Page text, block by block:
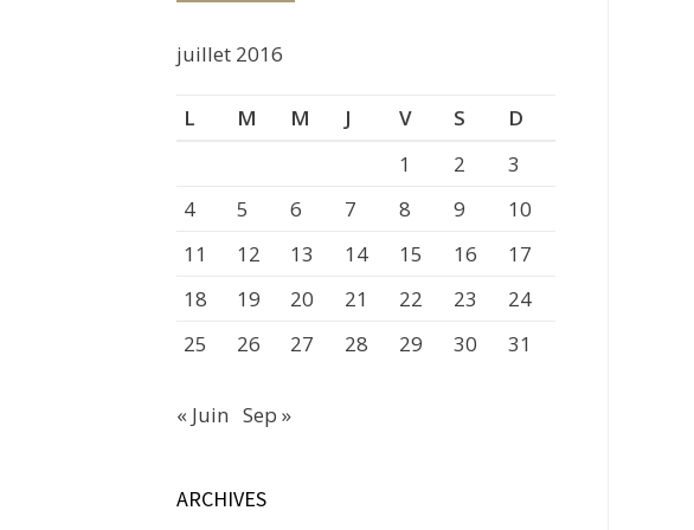
juillet 2016
L M M J V S
D
1
2
3
4
5 6 7 8 9
10
11
12 13 14 15 16
17
18
19 20 21 22 23
24
25
26 27 28 29 30 31
« Juin Sep »
ARCHIVES